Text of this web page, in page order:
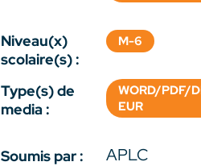
Niveau(x)
scolaire(s) :
M-6
Type(s) de
media :
WORD/PDF/
EUR
Soumis par : APLC